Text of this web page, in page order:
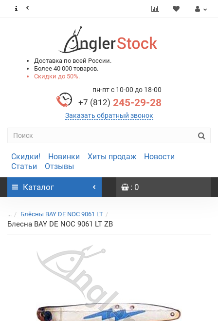
Доставка по всей России.
Более 40 000 товаров.
Скидки до 50%.
пн-пт с 10-00 до 18-00
+7 (812) 245-29-28
Заказать обратный звонок
Скидки! Новинки Хиты продаж
Новости
Статьи
Отзывы
Каталог : 0
... Блёсны BAY DE NOC 9061 LT
Блесна BAY DE NOC 9061 LT ZB